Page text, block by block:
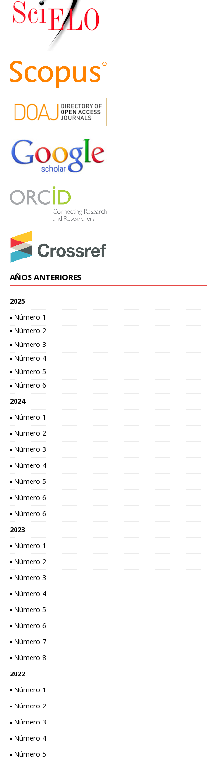
AÑOS ANTERIORES
2025
▪ Número 1
▪ Número 2
▪ Número 3
▪ Número 4
▪ Número 5
▪ Número 6
2024
▪ Número 1
▪ Número 2
▪ Número 3
▪ Número 4
▪ Número 5
▪ Número 6
▪ Número 6
2023
▪ Número 1
▪ Número 2
▪ Número 3
▪ Número 4
▪ Número 5
▪ Número 6
▪ Número 7
▪ Número 8
2022
▪ Número 1
▪ Número 2
▪ Número 3
▪ Número 4
▪ Número 5